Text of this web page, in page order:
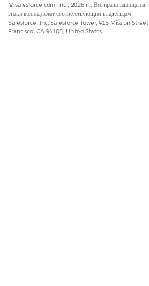
© salesforce.com, inc., 2026 гг. Все права защищены.
знаки принадлежат соответствующим владельцам.
Salesforce, Inc. Salesforce Tower, 415 Mission
Francisco, CA 94105, United States